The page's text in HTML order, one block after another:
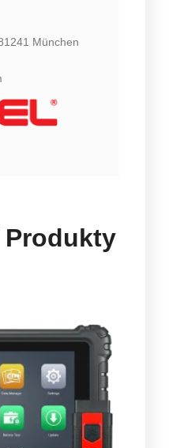
München